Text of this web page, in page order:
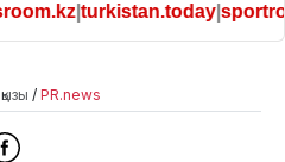
|turkistan.today|
/ PR.news